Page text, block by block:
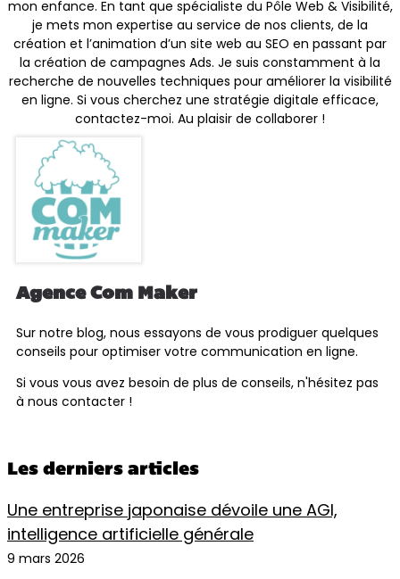
mon enfance. En tant que spécialiste du Pôle Web & Visibilité,
je mets mon expertise au service de nos clients, de la
création et l’animation d’un site web au SEO en passant par
la création de campagnes Ads. Je suis constamment à la
recherche de nouvelles techniques pour améliorer la visibilité
en ligne. Si vous cherchez une stratégie digitale efficace,
contactez-moi. Au plaisir de collaborer !
Agence Com Maker
Sur notre blog, nous essayons de vous prodiguer quelques
conseils pour optimiser votre communication en ligne.
Si vous vous avez besoin de plus de conseils, n'hésitez pas
à nous contacter !
Les derniers articles
Une entreprise japonaise dévoile une AGI,
intelligence artificielle générale
9 mars 2026